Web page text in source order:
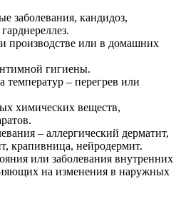
заболевания, кандидоз,
производстве или в домашних
гигиены.
температур – перегрев или
химических веществ,
– аллергический дерматит,
крапивница, нейродермит.
или заболевания внутренних
на изменения в наружных